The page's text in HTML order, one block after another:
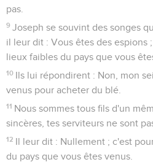
pas.
9 Joseph se souvint des songes
il leur dit : Vous êtes des espions
lieux faibles du pays que vous
10 Ils lui répondirent : Non, mon
venus pour acheter du blé.
11 Nous sommes tous fils d'un
sincères, tes serviteurs ne sont
12 Il leur dit : Nullement ; c'est
du pays que vous êtes venus.